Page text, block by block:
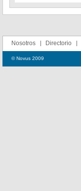
Nosotros Directorio
© Novus 2009